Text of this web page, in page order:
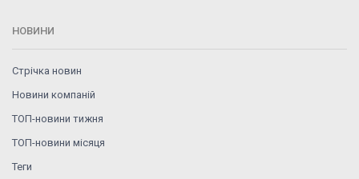
НОВИНИ
Стрічка новин
Новини компаній
ТОП-новини тижня
ТОП-новини місяця
Теги